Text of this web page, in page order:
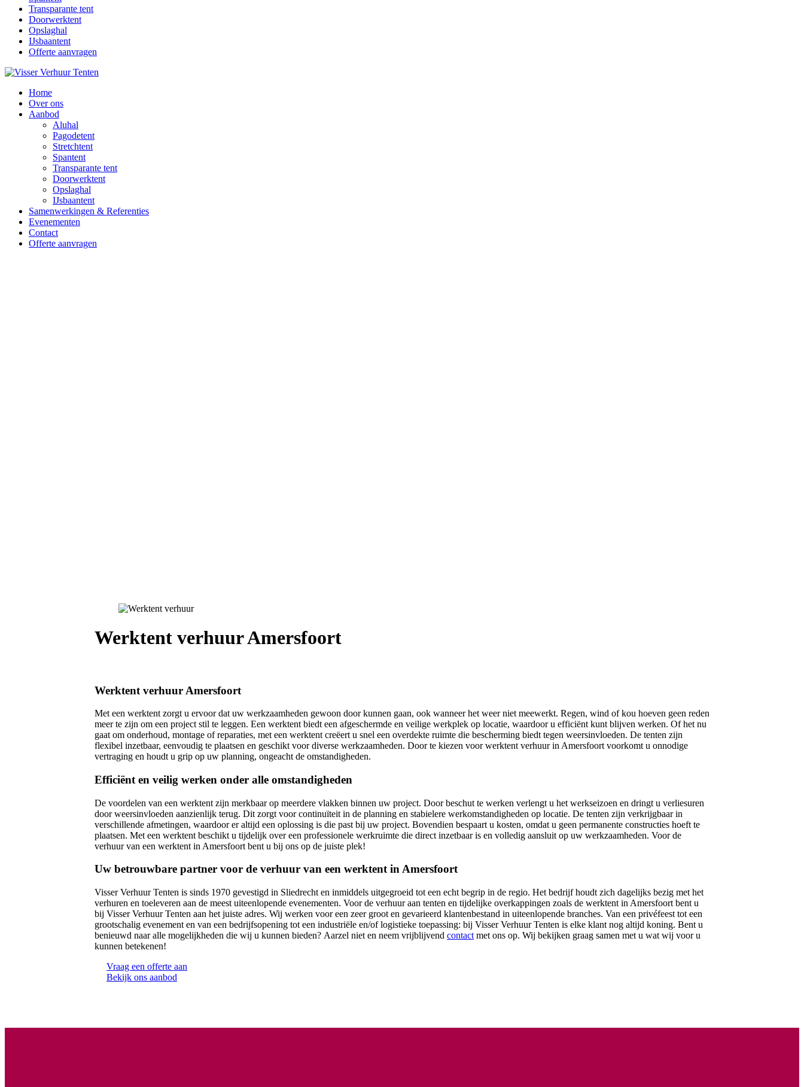
Transparante tent
Doorwerktent
Opslaghal
IJsbaantent
Offerte aanvragen
Home
Over ons
Aanbod
Aluhal
Pagodetent
Stretchtent
Spantent
Transparante tent
Doorwerktent
Opslaghal
IJsbaantent
Samenwerkingen & Referenties
Evenementen
Contact
Offerte aanvragen
Werktent verhuur Amersfoort
Werktent verhuur Amersfoort
Met een werktent zorgt u ervoor dat uw werkzaamheden gewoon door kunnen gaan, ook wanneer het weer niet meewerkt. Regen, wind of kou hoeven geen reden
meer te zijn om een project stil te leggen. Een werktent biedt een afgeschermde en veilige werkplek op locatie, waardoor u efficiënt kunt blijven werken. Of het nu
gaat om onderhoud, montage of reparaties, met een werktent creëert u snel een overdekte ruimte die bescherming biedt tegen weersinvloeden. De tenten zijn
flexibel inzetbaar, eenvoudig te plaatsen en geschikt voor diverse werkzaamheden. Door te kiezen voor werktent verhuur in Amersfoort voorkomt u onnodige
vertraging en houdt u grip op uw planning, ongeacht de omstandigheden.
Efficiënt en veilig werken onder alle omstandigheden
De voordelen van een werktent zijn merkbaar op meerdere vlakken binnen uw project. Door beschut te werken verlengt u het werkseizoen en dringt u verliesuren
door weersinvloeden aanzienlijk terug. Dit zorgt voor continuïteit in de planning en stabielere werkomstandigheden op locatie. De tenten zijn verkrijgbaar in
verschillende afmetingen, waardoor er altijd een oplossing is die past bij uw project. Bovendien bespaart u kosten, omdat u geen permanente constructies hoeft te
plaatsen. Met een werktent beschikt u tijdelijk over een professionele werkruimte die direct inzetbaar is en volledig aansluit op uw werkzaamheden. Voor de
verhuur van een werktent in Amersfoort bent u bij ons op de juiste plek!
Uw betrouwbare partner voor de verhuur van een werktent in Amersfoort
Visser Verhuur Tenten is sinds 1970 gevestigd in Sliedrecht en inmiddels uitgegroeid tot een echt begrip in de regio. Het bedrijf houdt zich dagelijks bezig met het
verhuren en toeleveren aan de meest uiteenlopende evenementen. Voor de verhuur aan tenten en tijdelijke overkappingen zoals de werktent in Amersfoort bent u
bij Visser Verhuur Tenten aan het juiste adres. Wij werken voor een zeer groot en gevarieerd klantenbestand in uiteenlopende branches. Van een privéfeest tot een
grootschalig evenement en van een bedrijfsopening tot een industriële en/of logistieke toepassing: bij Visser Verhuur Tenten is elke klant nog altijd koning. Bent u
benieuwd naar alle mogelijkheden die wij u kunnen bieden? Aarzel niet en neem vrijblijvend contact met ons op. Wij bekijken graag samen met u wat wij voor u
kunnen betekenen!
Vraag een offerte aan
Bekijk ons aanbod